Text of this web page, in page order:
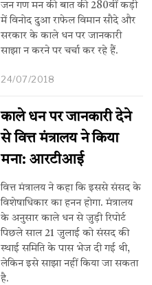
जन गण मन की बात की 280वीं कड़ी
में विनोद दुआ राफेल विमान सौदे और
सरकार के काले धन पर जानकारी
साझा न करने पर चर्चा कर रहे हैं.
24/07/2018
काले धन पर जानकारी देने
से वित्त मंत्रालय ने किया
मना: आरटीआई
वित्त मंत्रालय ने कहा कि इससे संसद के
विशेषाधिकार का हनन होगा. मंत्रालय
के अनुसार काले धन से जुड़ी रिपोर्ट
पिछले साल 21 जुलाई को संसद की
स्थाई समिति के पास भेज दी गई थी,
लेकिन इसे साझा नहीं किया जा सकता
है.